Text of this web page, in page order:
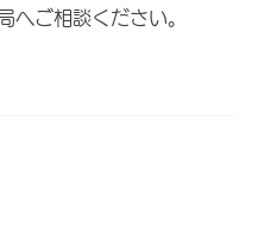
へご相談ください。